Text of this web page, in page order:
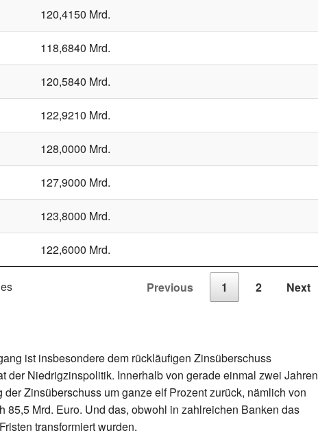
120,4150 Mrd.
118,6840 Mrd.
120,5840 Mrd.
122,9210 Mrd.
128,0000 Mrd.
127,9000 Mrd.
123,8000 Mrd.
122,6000 Mrd.
Previous 1 2 Next
ist insbesondere dem rückläufigen Zinsüberschuss
der Niedrigzinspolitik. Innerhalb von gerade einmal zwei Jahren
Zinsüberschuss um ganze elf Prozent zurück, nämlich von
85,5 Mrd. Euro. Und das, obwohl in zahlreichen Banken das
transformiert wurden.